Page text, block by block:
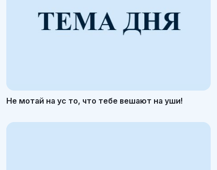
Не мотай на ус то, что тебе вешают на уши!